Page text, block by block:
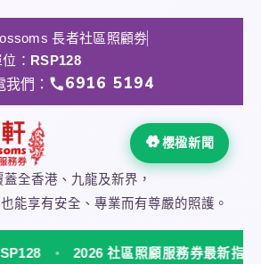
長者社區照顧劵
： RSP128
們：
6916 5194
櫻楹新聞
蓋全香港、九龍及新界，
能享有安全、專業而有尊嚴的照護。
2026 社區照顧服務券最新指南 NEW